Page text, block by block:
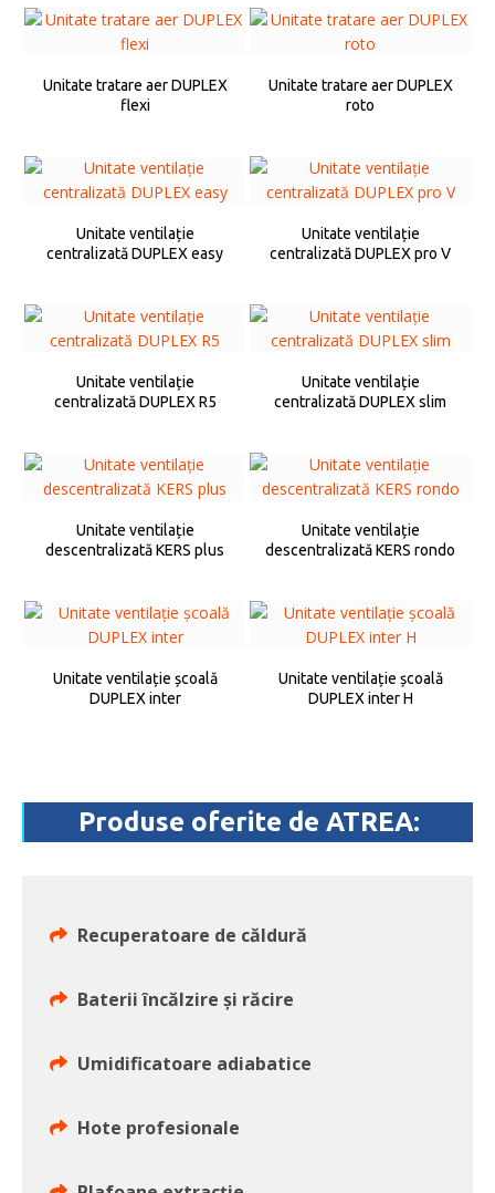
Unitate tratare aer DUPLEX
flexi
Unitate tratare aer DUPLEX
roto
Unitate ventilație
centralizată DUPLEX easy
Unitate ventilație
centralizată DUPLEX pro V
Unitate ventilație
centralizată DUPLEX R5
Unitate ventilație
centralizată DUPLEX slim
Unitate ventilație
descentralizată KERS plus
Unitate ventilație
descentralizată KERS rondo
Unitate ventilație școală
DUPLEX inter
Unitate ventilație școală
DUPLEX inter H
Produse oferite de ATREA:
Recuperatoare de căldură
Baterii încălzire și răcire
Umidificatoare adiabatice
Hote profesionale